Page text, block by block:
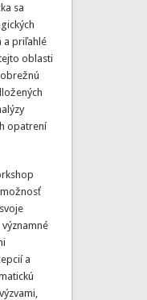
sa
a priľahlé
oblasti
opatrení
významné
a